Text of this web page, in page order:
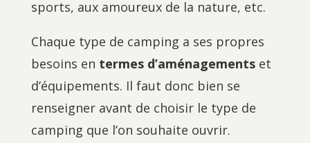
sports, aux amoureux de la nature, etc.
Chaque type de camping a ses propres
besoins en termes d’aménagementset
d’équipements. Il faut donc bien se
renseigner avant de choisir le type de
camping que l’on souhaite ouvrir.